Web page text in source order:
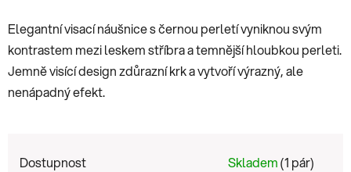
Elegantní visací náušnice s černou perletí vyniknou svým
kontrastem mezi leskem stříbra a temnější hloubkou perleti.
Jemně visící design zdůrazní krk a vytvoří výrazný, ale
nenápadný efekt.
Dostupnost Skladem(1 pár)